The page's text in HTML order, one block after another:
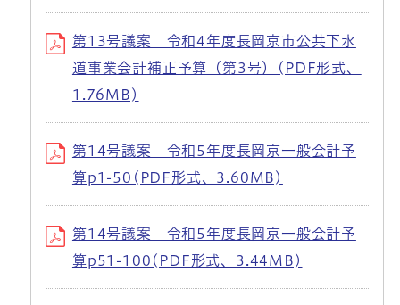
第13号議案 令和4年度長岡京市公共下水
道事業会計補正予算（第3号）(PDF形式、
1.76MB)
第14号議案 令和5年度長岡京一般会計予
算p1-50(PDF形式、3.60MB)
第14号議案 令和5年度長岡京一般会計予
算p51-100(PDF形式、3.44MB)